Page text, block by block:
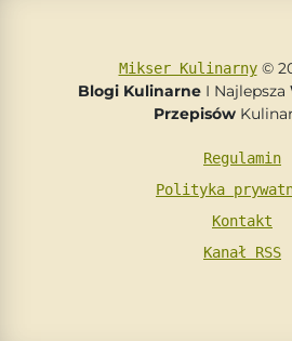
Mikser Kulinarny©
Blogi Kulinarne I Najlepsza
Przepisów
Regulamin
Polityka
Kontakt
Kanał RSS